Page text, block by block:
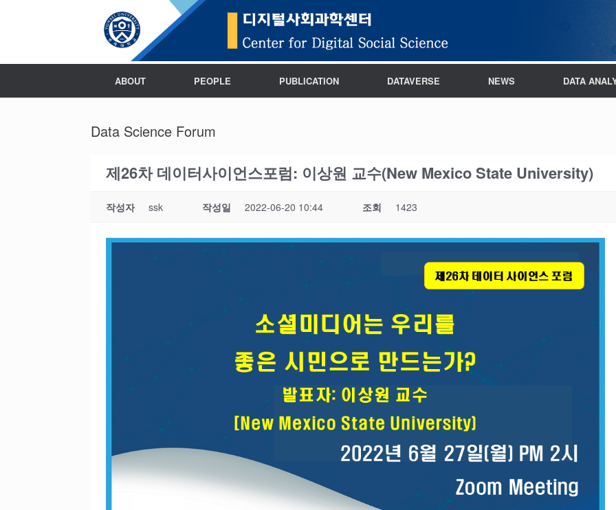
ABOUT PEOPLE PUBLICATION DATAVERSE NEWS DATA
Data Science Forum
제26차 데이터사이언스포럼: 이상원 교수(New Mexico State University)
작성자 ssk 작성일 2022-06-20 10:44 조회 1423